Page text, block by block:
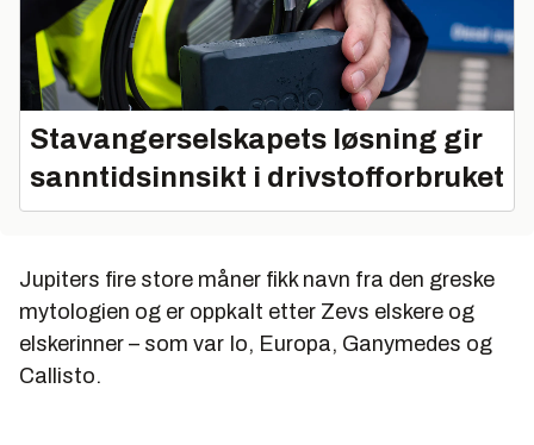
Stavangerselskapets løsning gir
sanntidsinnsikt i drivstofforbruket
Jupiters fire store måner fikk navn fra den greske
mytologien og er oppkalt etter Zevs elskere og
elskerinner – som var Io, Europa, Ganymedes og
Callisto.